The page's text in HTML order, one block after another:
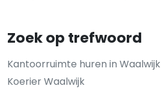
Zoek op trefwoord
Kantoorruimte huren in Waalwijk
Koerier Waalwijk